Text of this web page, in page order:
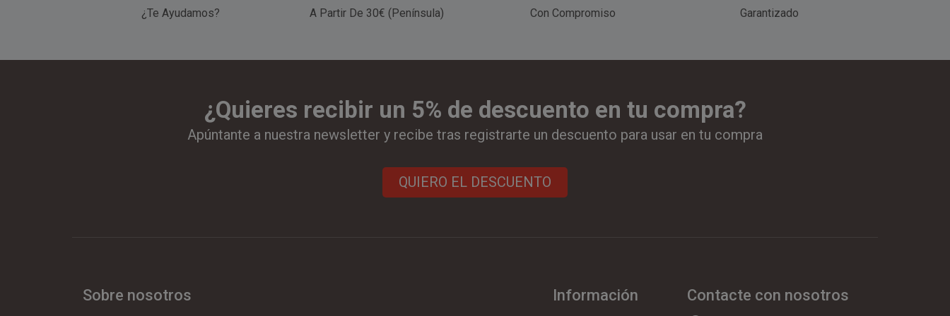
¿Te Ayudamos? A Partir De 30€ (Península) Con Compromiso Garantizado
¿Quieres recibir un 5% de descuento en tu compra?
Apúntante a nuestra newsletter y recibe tras registrarte un descuento para usar en tu compra
QUIERO EL DESCUENTO
Sobre nosotros Información Contacte con nosotros